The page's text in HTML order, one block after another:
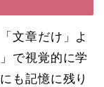
文章だけ」よ
で視覚的に学
も記憶に残り